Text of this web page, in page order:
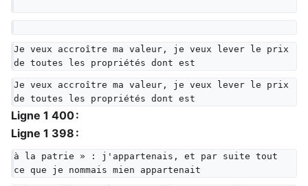
Je veux accroître ma valeur, je veux lever le prix
de toutes les propriétés dont est
Je veux accroître ma valeur, je veux lever le prix
de toutes les propriétés dont est
Ligne 1 400 :
Ligne 1 398 :
à la patrie » : j'appartenais, et par suite tout
ce que je nommais mien appartenait